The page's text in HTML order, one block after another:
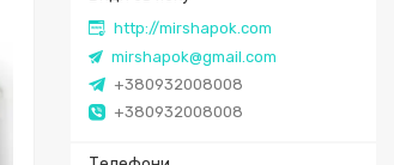
http://mirshapok.com
mirshapok@gmail.com
+380932008008
+380932008008